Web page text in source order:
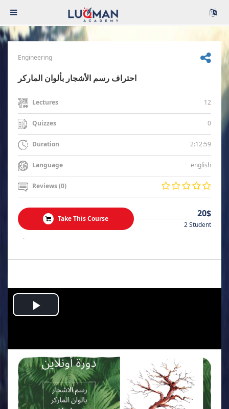
Engineering
احتراف رسم الأشجار بألوان الماركر
Lectures 12
Quizzes 0
Duration 2:12:59
Language english
Reviews (0)
Take This Course 20$
2 Student
.
Play